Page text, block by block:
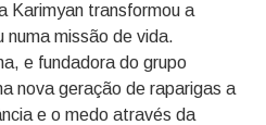
Karimyan transformou a
numa missão de vida.
e fundadora do grupo
nova geração de raparigas a
e o medo através da